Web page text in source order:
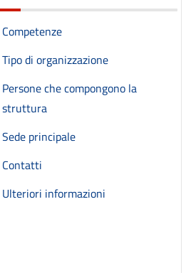
Competenze
Tipo di organizzazione
Persone che compongono la
struttura
Sede principale
Contatti
Ulteriori informazioni